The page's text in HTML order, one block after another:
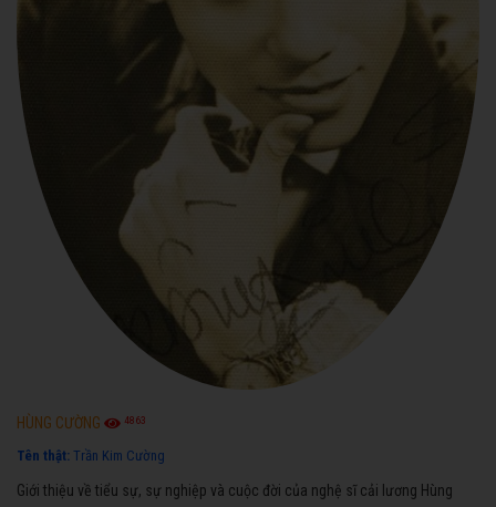
HÙNG CƯỜNG 4863
Tên thật: Trần Kim Cường
Giới thiệu về tiểu sự, sự nghiệp và cuộc đời của nghệ sĩ cải lương Hùng